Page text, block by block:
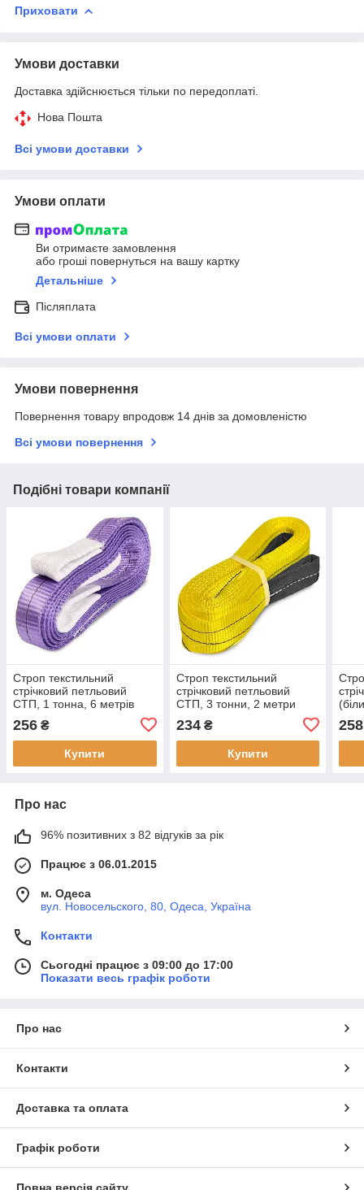
Приховати
Умови доставки
Доставка здійснюється тільки по передоплаті.
Нова Пошта
Всі умови доставки
Умови оплати
Ви отримаєте замовлення
або гроші повернуться на вашу картку
Детальніше
Післяплата
Всі умови оплати
Умови повернення
Повернення товару впродовж 14 днів за домовленістю
Всі умови повернення
Подібні товари компанії
Строп текстильний
стрічковий петльовий
СТП, 1 тонна, 6 метрів
256 ₴
Купити
Строп текстильний
стрічковий петльовий
СТП, 3 тонни, 2 метри
234₴
Купити
258
Про нас
96% позитивних з 82 відгуків за рік
Працює з 06.01.2015
м. Одеса
вул. Новосельского, 80, Одеса, Україна
Контакти
Сьогодні працює з 09:00 до 17:00
Показати весь графік роботи
Про нас
Контакти
Доставка та оплата
Графік роботи